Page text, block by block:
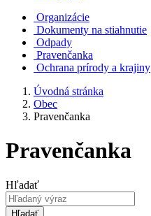
Organizácie
Dokumenty na stiahnutie
Odpady
Pravenčanka
Ochrana prírody a krajiny
Úvodná stránka
Obec
Pravenčanka
Pravenčanka
Hľadať
Hľadať